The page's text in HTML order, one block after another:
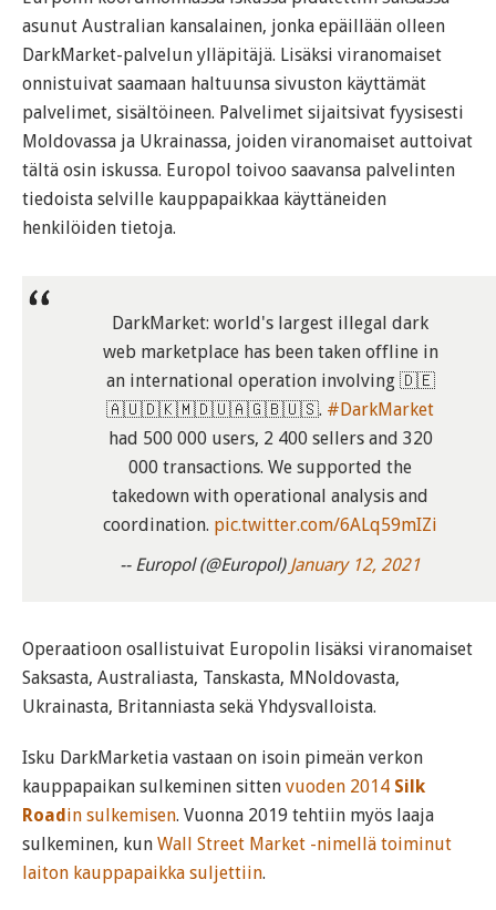
asunut Australian kansalainen, jonka epäillään olleen
DarkMarket-palvelun ylläpitäjä. Lisäksi viranomaiset
onnistuivat saamaan haltuunsa sivuston käyttämät
palvelimet, sisältöineen. Palvelimet sijaitsivat fyysisesti
Moldovassa ja Ukrainassa, joiden viranomaiset auttoivat
tältä osin iskussa. Europol toivoo saavansa palvelinten
tiedoista selville kauppapaikkaa käyttäneiden
henkilöiden tietoja.
DarkMarket: world's largest illegal dark
web marketplace has been taken offline in
an international operation involving 🇩🇪
🇦🇺🇩🇰🇲🇩🇺🇦🇬🇧🇺🇸. #DarkMarket
had 500 000 users, 2 400 sellers and 320
000 transactions. We supported the
takedown with operational analysis and
coordination. pic.twitter.com/6ALq59mIZi
-- Europol (@Europol) January 12, 2021
Operaatioon osallistuivat Europolin lisäksi viranomaiset
Saksasta, Australiasta, Tanskasta, MNoldovasta,
Ukrainasta, Britanniasta sekä Yhdysvalloista.
Isku DarkMarketia vastaan on isoin pimeän verkon
kauppapaikan sulkeminen sitten vuoden 2014 Silk
Roadin sulkemisen. Vuonna 2019 tehtiin myös laaja
sulkeminen, kun Wall Street Market -nimellä toiminut
laiton kauppapaikka suljettiin.